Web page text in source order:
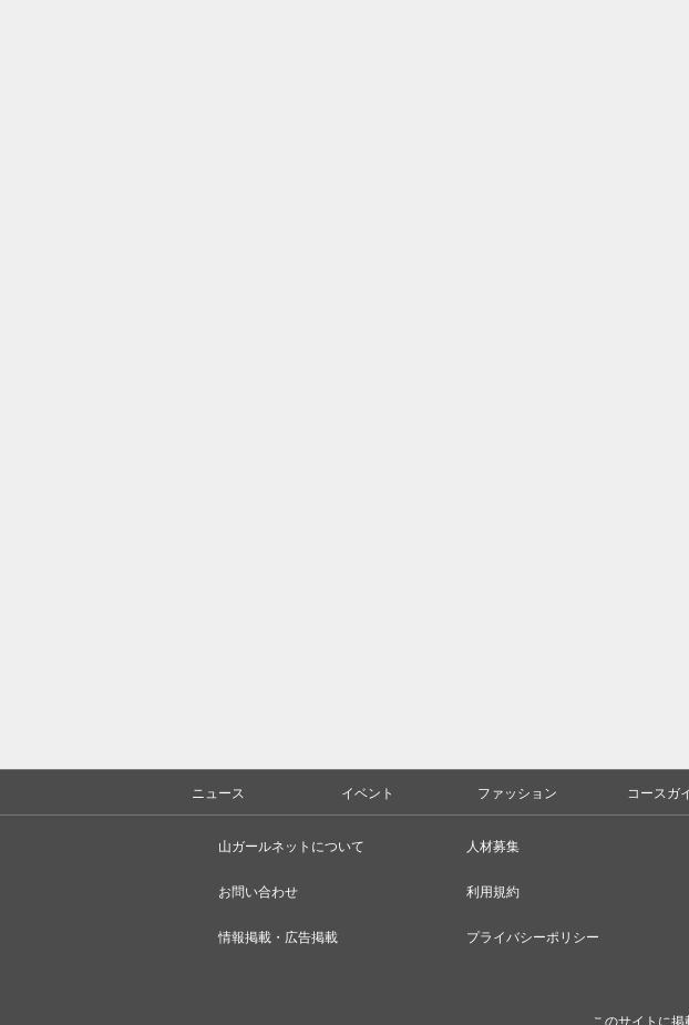
ニュース イベント ファッション コースガ
山ガールネットについて
お問い合わせ
情報掲載・広告掲載
人材募集
利用規約
プライバシーポリシー
このサイトに